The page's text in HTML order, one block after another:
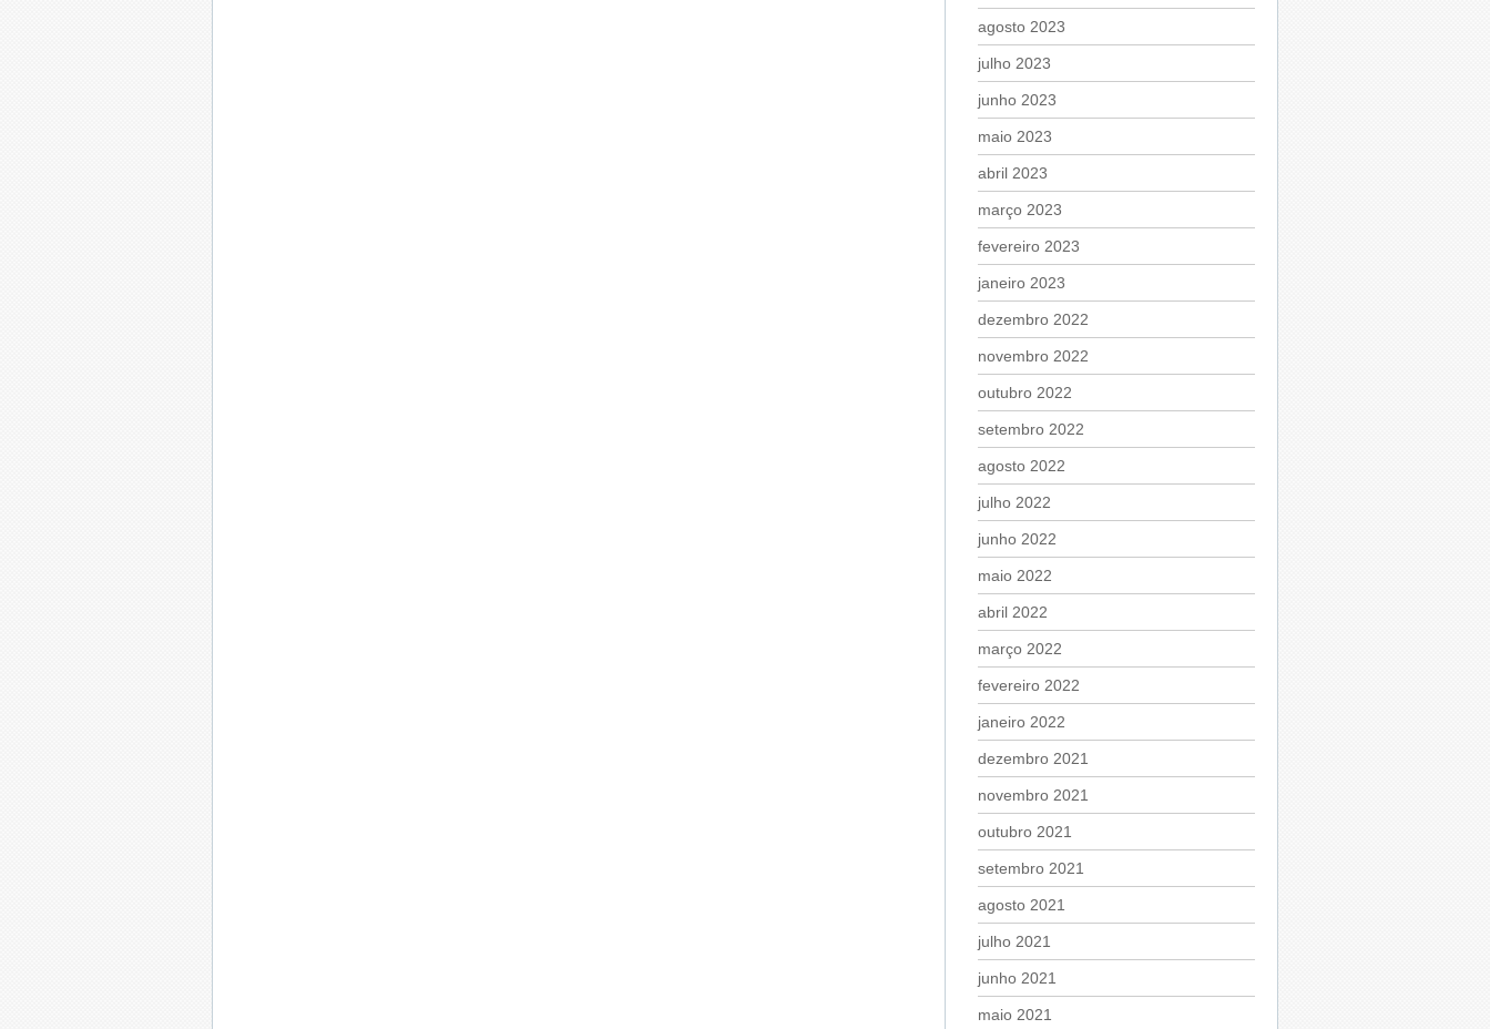
agosto 2023
julho 2023
junho 2023
maio 2023
abril 2023
março 2023
fevereiro 2023
janeiro 2023
dezembro 2022
novembro 2022
outubro 2022
setembro 2022
agosto 2022
julho 2022
junho 2022
maio 2022
abril 2022
março 2022
fevereiro 2022
janeiro 2022
dezembro 2021
novembro 2021
outubro 2021
setembro 2021
agosto 2021
julho 2021
junho 2021
maio 2021